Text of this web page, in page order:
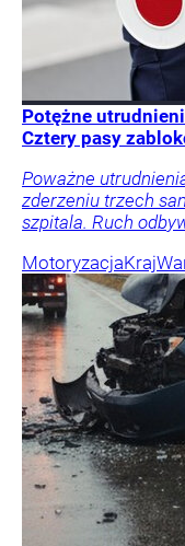
Potężne
Cztery pasy
Poważne
zderzeniu trzech
szpitala. Ruch
MotoryzacjaKraj